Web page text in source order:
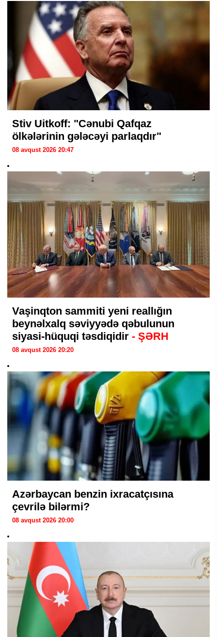
Stiv Uitkoff: "Cənubi Qafqaz
ölkələrinin gələcəyi parlaqdır"
08 avqust 2026 20:47
Vaşinqton sammiti yeni reallığın
beynəlxalq səviyyədə qəbulunun
siyasi-hüquqi təsdiqidir - ŞƏRH
08 avqust 2026 20:20
Azərbaycan benzin ixracatçısına
çevrilə bilərmi?
08 avqust 2026 20:00